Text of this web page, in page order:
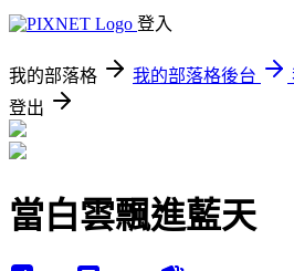
登入
我的部落格 我的部落格後台
登出
當白雲飄進藍天